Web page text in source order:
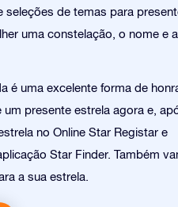
seleções de temas para
uma constelação, o nome e
é uma excelente forma de
presente estrela agora e,
no Online Star Registar e
Star Finder. Também
a sua estrela.